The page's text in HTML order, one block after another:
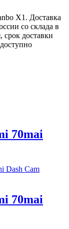
X1. Доставка
со склада в
срок доставки
70mai
70mai